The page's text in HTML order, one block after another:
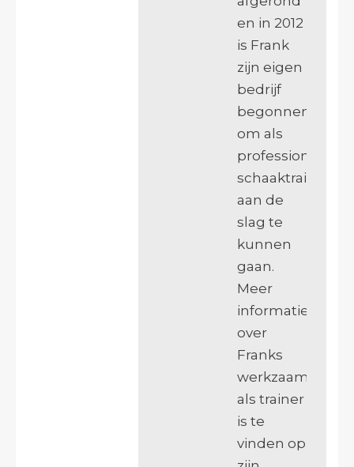
en in 2012
is Frank
zijn eigen
bedrijf
begonnen
om als
professioneel
schaaktrainer
aan de
slag te
kunnen
gaan.
Meer
informatie
over
Franks
werkzaamheden
als trainer
is te
vinden op